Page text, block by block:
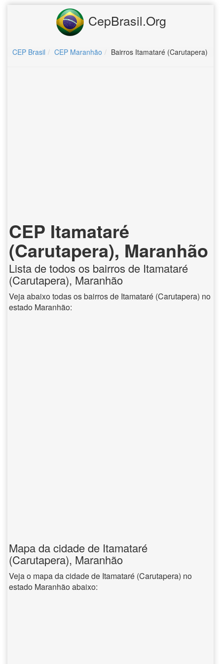
CepBrasil.Org
CEP Brasil CEP Maranhão Bairros Itamataré (Carutapera)
CEP Itamataré
(Carutapera), Maranhão
Lista de todos os bairros de Itamataré
(Carutapera), Maranhão
Veja abaixo todas os bairros de Itamataré (Carutapera) no
estado Maranhão:
Mapa da cidade de Itamataré
(Carutapera), Maranhão
Veja o mapa da cidade de Itamataré (Carutapera) no
estado Maranhão abaixo: